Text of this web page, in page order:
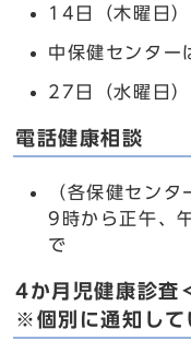
14日（木曜日
中保健センター
27日（水曜日
電話健康相談
（各保健セン
9時から正午、
で
4か月児健康診査
※個別に通知して